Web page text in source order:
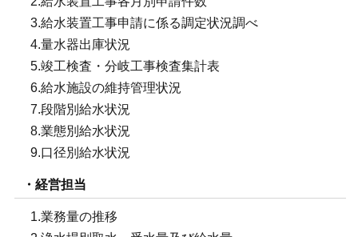
3.給水装置工事申請に係る調定状況調べ
4.量水器出庫状況
5.竣工検査・分岐工事検査集計表
6.給水施設の維持管理状況
7.段階別給水状況
8.業態別給水状況
9.口径別給水状況
・経営担当
1.業務量の推移